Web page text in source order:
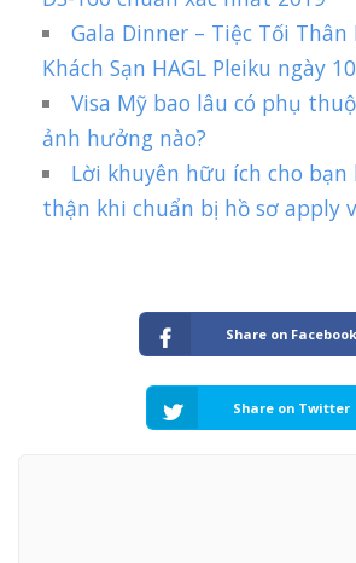
Gala Dinner – Tiệc Tối
Khách Sạn HAGL Pleiku ngày
Visa Mỹ bao lâu có phụ
ảnh hưởng nào?
Lời khuyên hữu ích cho
thận khi chuẩn bị hồ sơ apply
Share on Facebook
Share on Twitter